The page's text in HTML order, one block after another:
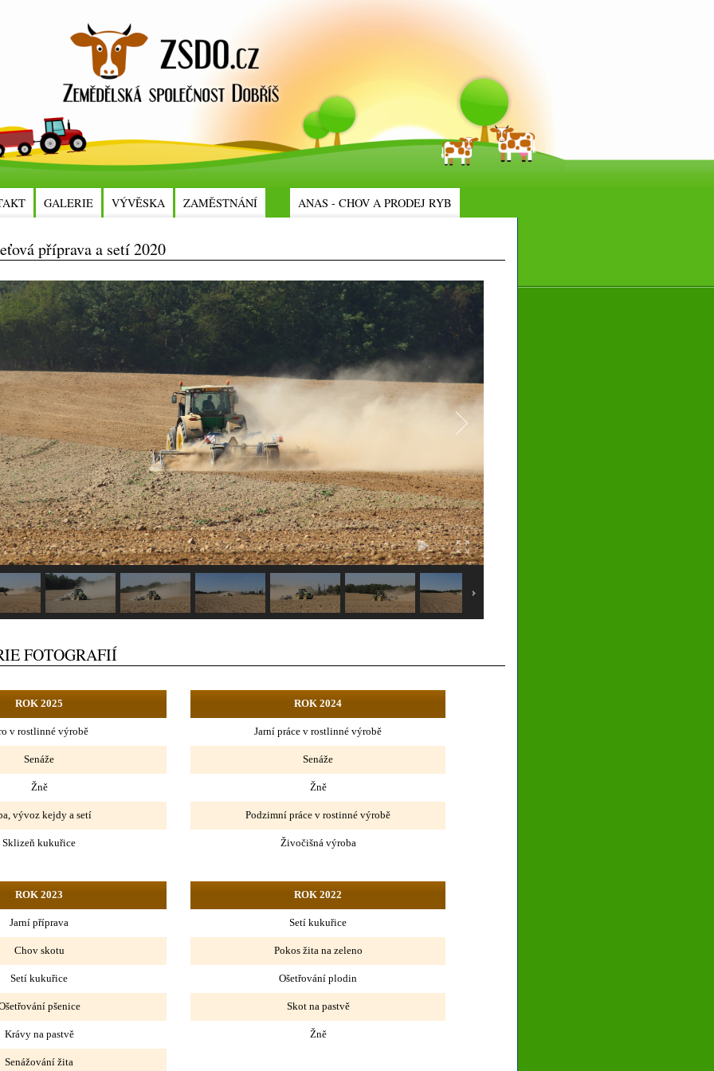
GALERIE VÝVĚSKA ZAMĚSTNÁNÍ ANAS - CHOV A PRODEJ RYB
příprava a setí 2020
FOTOGRAFIÍ
ROK 2025
v rostlinné výrobě
Senáže
Žně
vývoz kejdy a setí
Sklizeň kukuřice
ROK 2024
Jarní práce v rostlinné výrobě
Senáže
Žně
Podzimní práce v rostinné výrobě
Živočišná výroba
ROK 2023
Jarní příprava
Chov skotu
Setí kukuřice
pšenice
Krávy na pastvě
Senážování žita
ROK 2022
Setí kukuřice
Pokos žita na zeleno
Ošetřování plodin
Skot na pastvě
Žně